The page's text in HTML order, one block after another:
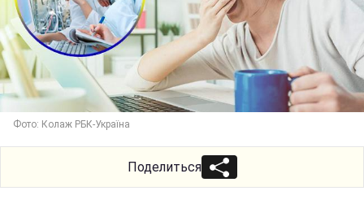
Фото: Колаж РБК-Україна
Поделиться